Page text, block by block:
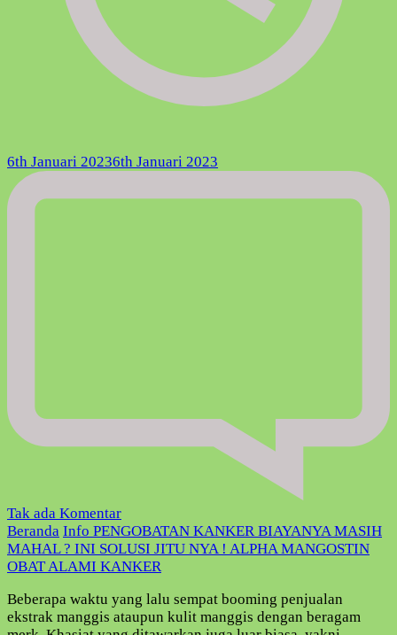
6th Januari 20236th Januari 2023
Tak ada Komentarpada
PENGOBATAN
KANKER
BIAYANYA
MAHAL
?
Beranda Info PENGOBATAN KANKER BIAYANYA MASIH
MAHAL ? INI SOLUSI JITU NYA ! ALPHA MANGOSTIN
OBAT ALAMI KANKER
Beberapa waktu yang lalu sempat booming penjualan
ekstrak manggis ataupun kulit manggis dengan beragam